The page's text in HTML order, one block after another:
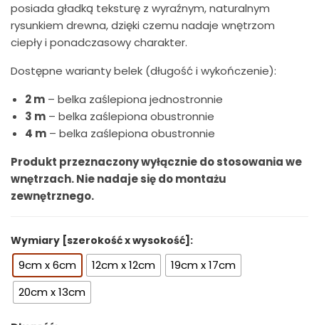
posiada gładką teksturę z wyraźnym, naturalnym
rysunkiem drewna, dzięki czemu nadaje wnętrzom
ciepły i ponadczasowy charakter.
Dostępne warianty belek (długość i wykończenie):
2 m – belka zaślepiona jednostronnie
3 m – belka zaślepiona obustronnie
4 m – belka zaślepiona obustronnie
Produkt przeznaczony wyłącznie do stosowania we
wnętrzach. Nie nadaje się do montażu
zewnętrznego.
Wymiary [szerokość x wysokość]:
9cm x 6cm 12cm x 12cm
19cm x 17cm
20cm x 13cm